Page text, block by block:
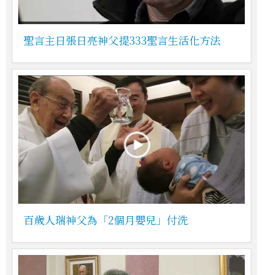
聖言主日張日亮神父提333聖言生活化方法
百歲人瑞神父為「2個月嬰兒」付洗